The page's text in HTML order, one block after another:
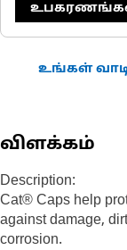
உங்கள்
விளக்கம்
Description:
Cat® Caps help
against damage,
corrosion.